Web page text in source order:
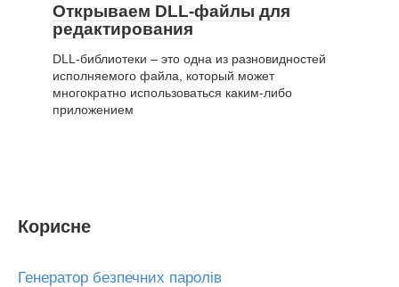
Открываем DLL-файлы для
редактирования
DLL-библиотеки – это одна из разновидностей
исполняемого файла, который может
многократно использоваться каким-либо
приложением
Корисне
Генератор безпечних паролів